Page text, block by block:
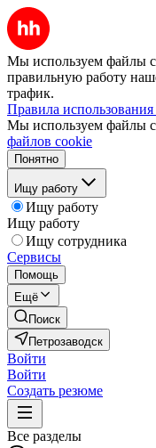
Мы используем файлы
правильную работу
трафик.
Правила
Мы используем файлы
файлов cookie
Понятно
Ищу работу
Ищу работу
Ищу работу
Ищу сотрудника
Сервисы
Помощь
Ещё
Поиск
Петрозаводск
Войти
Войти
Создать резюме
Все разделы